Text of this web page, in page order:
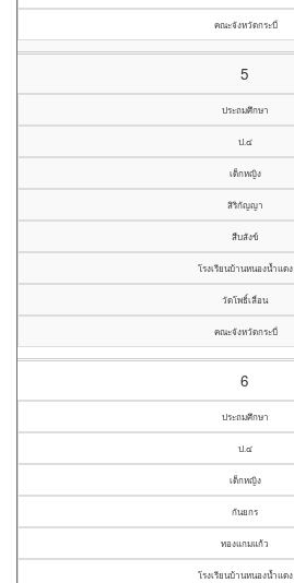
คณะจังหวัดกระบี่
5
ประถมศึกษา
ป.๔
เด็กหญิง
สิริกัญญา
สืบสังข์
โรงเรียนบ้านหนองน้ำแดง
วัดโพธิ์เลื่อน
คณะจังหวัดกระบี่
6
ประถมศึกษา
ป.๔
เด็กหญิง
กันยกร
ทองแกมแก้ว
โรงเรียนบ้านหนองน้ำแดง